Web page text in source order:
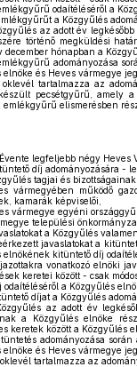
odaítéléséről a
a Közgyűlés
az adott év
történő megküldési
december hónapban a
adományozása
elnöke és Heves vármegye
oklevél tartalmazza az
pecsétgyűrű, amely
emlékgyűrű elismerésben
Évente legfeljebb négy Heves
díj adományozására -
tagjai és
vármegyében működő
kamarák képviselői,
vármegye egyéni
települési
a Közgyűlés
javaslatokat a
elnökének kitüntető díj
vonatkozó elnöki
keretei között - csak
odaítéléséről a Közgyűlés
díjat a Közgyűlés
az adott év
a Közgyűlés elnöke
keretek között a Közgyűlés
adományozása
elnöke és Heves vármegye
tartalmazza az